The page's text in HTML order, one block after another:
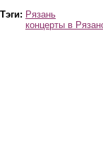
Тэги: Рязань
концерты в